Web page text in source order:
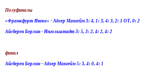
Полуфиналы
«Франкфурт Ивеко» - Адлер Мангейм 3: 4, 1: 3, 4: 3, 2: 1 ОТ, 0: 2
Айсберен Берлин - Ингольштадт 3: 5, 3: 2, 4: 2, 4: 2
финал
Айсберен Берлин - Адлер Мангейм 5: 3, 4: 0, 4: 1